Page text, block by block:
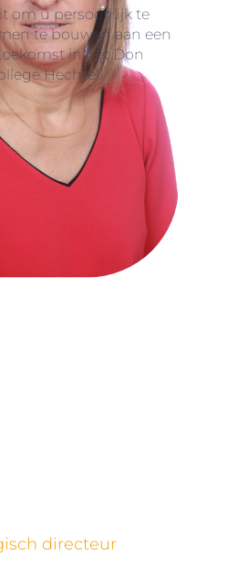
om u persoonlijk te
te bouwen aan een
in het Don
Hechtel.
directeur